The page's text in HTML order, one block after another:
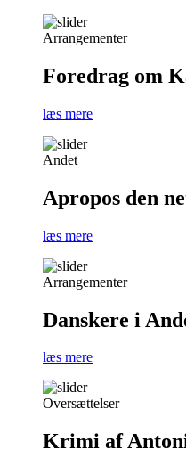
Arrangementer
Foredrag om
læs mere
Andet
Apropos den
læs mere
Arrangementer
Danskere i
læs mere
Oversættelser
Krimi af